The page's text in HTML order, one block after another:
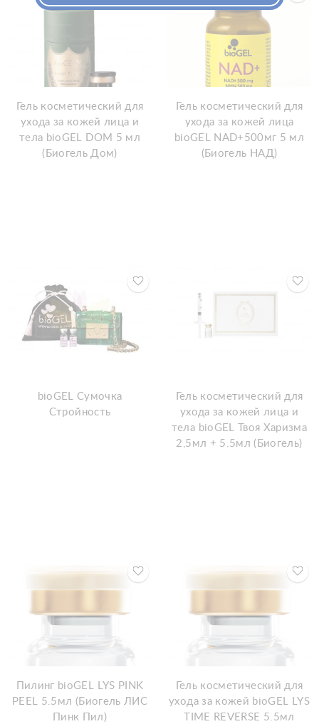
Гель косметический для
ухода за кожей лица и
тела bioGEL DOM 5 мл
(Биогель Дом)
Гель косметический для
ухода за кожей лица
bioGEL NAD+500мг 5 мл
(Биогель НАД)
bioGEL Сумочка
Стройность
Гель косметический для
ухода за кожей лица и
тела bioGEL Твоя Харизма
2,5мл + 5.5мл (Биогель)
Пилинг bioGEL LYS PINK
PEEL 5.5мл (Биогель ЛИС
Пинк Пил)
Гель косметический для
ухода за кожей bioGEL LYS
TIME REVERSE 5.5мл